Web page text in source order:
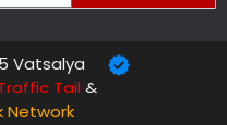
Vatsalya
Tail&
Network